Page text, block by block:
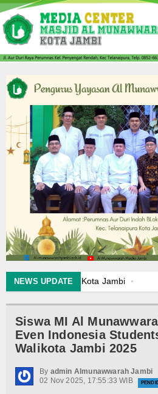
Informasi
Berita
Download
Galleri
Galleri Photo
Koleksi Video
Agenda
Kontak Kami
NEWS UPDATE
Kota Jambi
Kelas IX Angkatan Ke IV
Siswa MI Al
Even Indonesia
Walikota Jambi 2025
By admin Almunawwarah Jambi
02 Nov 2025, 17:55:33 WIB